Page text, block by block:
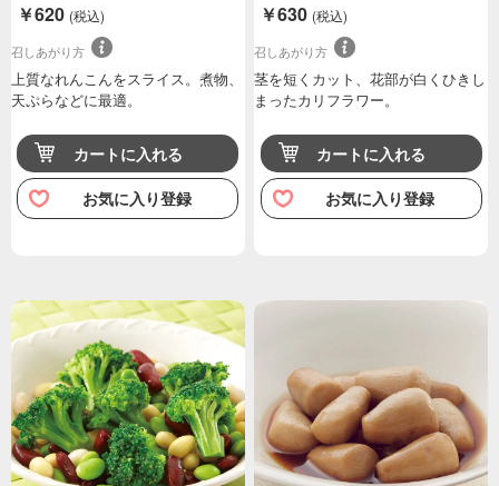
￥620 (税込)
召しあがり方
上質なれんこんをスライス。煮物、
天ぷらなどに最適。
カートに入れる
お気に入り登録
￥630 (税込)
召しあがり方
茎を短くカット、花部が白くひきし
まったカリフラワー。
カートに入れる
お気に入り登録